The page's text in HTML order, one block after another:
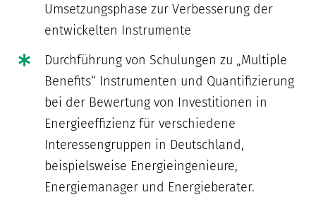
Umsetzungsphase zur Verbesserung der
entwickelten Instrumente
Durchführung von Schulungen zu „Multiple
Benefits“ Instrumenten und Quantifizierung
bei der Bewertung von Investitionen in
Energieeffizienz für verschiedene
Interessengruppen in Deutschland,
beispielsweise Energieingenieure,
Energiemanager und Energieberater.